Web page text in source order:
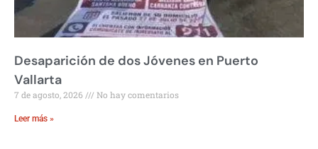
Desaparición de dos Jóvenes en Puerto
Vallarta
7 de agosto, 2026 No hay comentarios
Leer más »